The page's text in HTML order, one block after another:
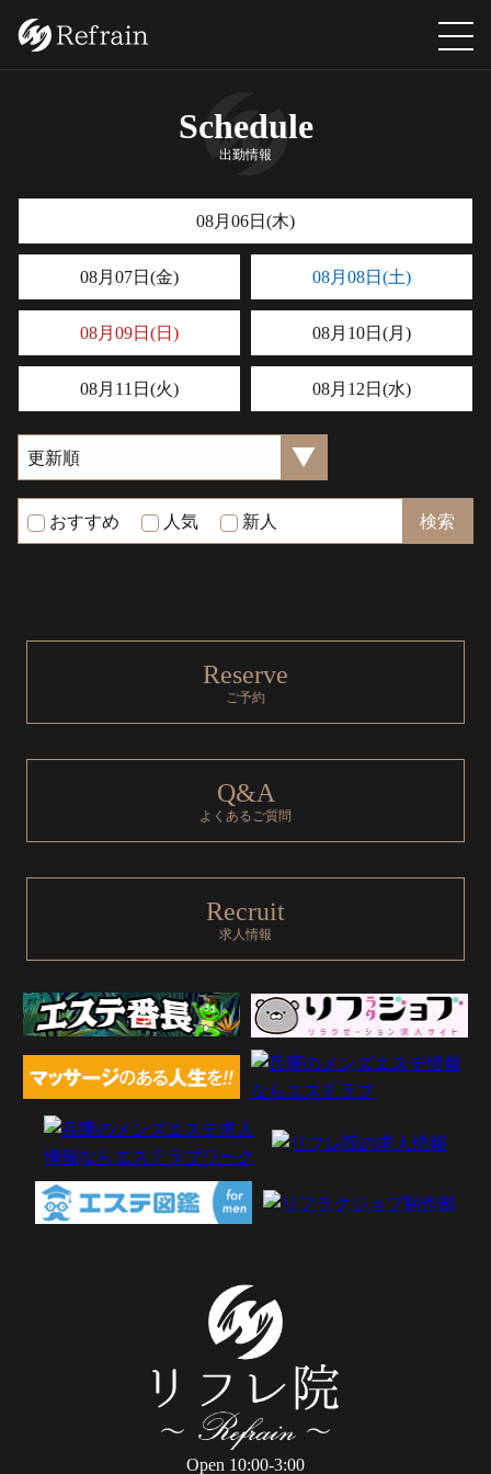
Schedule
出勤情報
08月06日(木)
08月07日(金) 08月08日(土)
08月09日(日) 08月10日(月)
08月11日(火) 08月12日(水)
おすすめ 人気 新人
Reserve
ご予約
Q&A
よくあるご質問
Recruit
求人情報
Open 10:00-3:00